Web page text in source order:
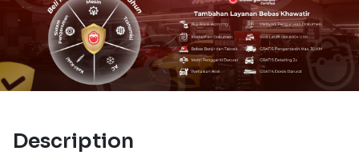
Description